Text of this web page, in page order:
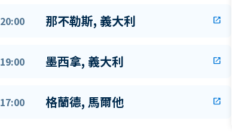
20:00 那不勒斯, 義大利 open_in_new
19:00 墨西拿, 義大利 open_in_new
17:00 格蘭德, 馬爾他 open_in_new